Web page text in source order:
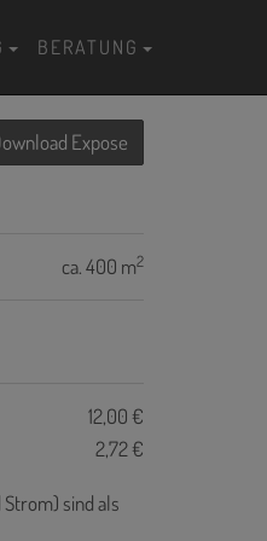
BERATUNG
Expose
ca. 400 m2
12,00 €
2,72 €
sind als